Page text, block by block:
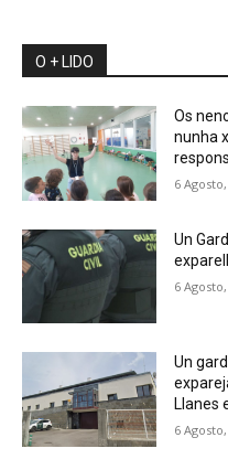
O + LIDO
Os
nunha
6
Un
6
Un
Llanes
6